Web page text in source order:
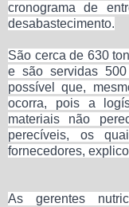
cronograma de
desabastecimento.
São cerca de 630
e são servidas
possível que,
ocorra, pois a
materiais não
perecíveis, os
fornecedores,
As gerentes